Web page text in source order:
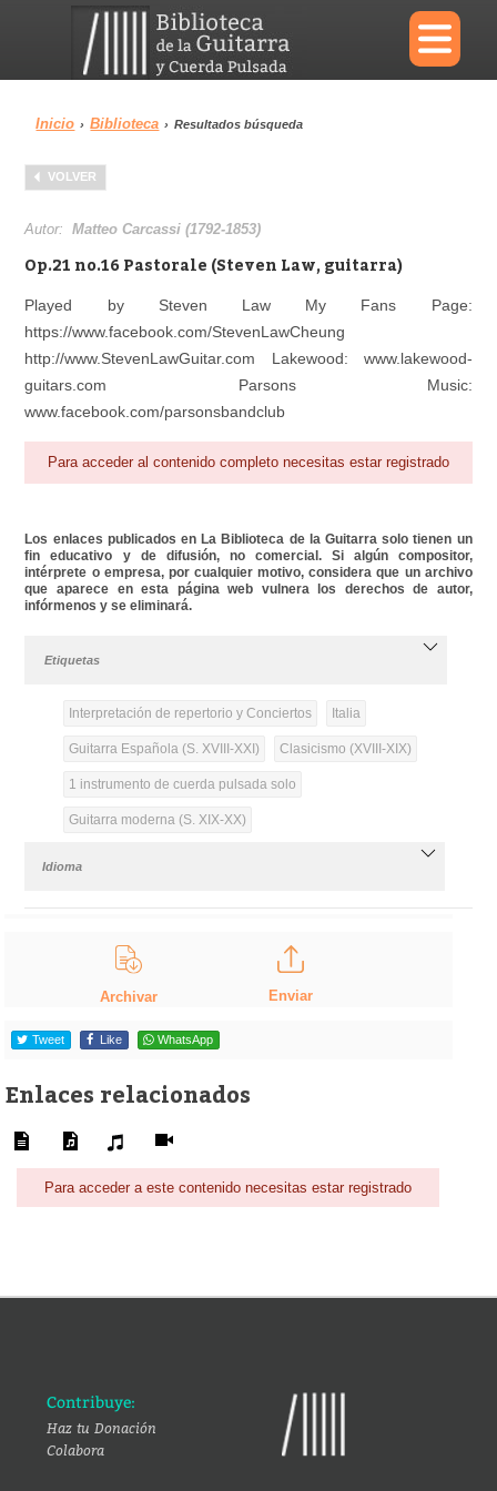
×
Menu
Biblioteca
Área personal Reproductor
Inicio › Biblioteca › Resultados búsqueda
VOLVER
Autor:Matteo Carcassi (1792-1853)
Op.21 no.16 Pastorale (Steven Law, guitarra)
Played by Steven Law My Fans Page:
https://www.facebook.com/StevenLawCheung
http://www.StevenLawGuitar.com Lakewood: www.lakewood-
guitars.com Parsons Music:
www.facebook.com/parsonsbandclub
Para acceder al contenido completo necesitas estar registrado
Los enlaces publicados en La Biblioteca de la Guitarra solo tienen un
fin educativo y de difusión, no comercial. Si algún compositor,
intérprete o empresa, por cualquier motivo, considera que un archivo
que aparece en esta página web vulnera los derechos de autor,
infórmenos y se eliminará.
Etiquetas
Interpretación de repertorio y Conciertos Italia
Guitarra Española (S. XVIII-XXI) Clasicismo (XVIII-XIX)
1 instrumento de cuerda pulsada solo
Guitarra moderna (S. XIX-XX)
Idioma
Archivar Enviar
Tweet Like WhatsApp
Enlaces relacionados
Para acceder a este contenido necesitas estar registrado
Contribuye:
Haz tu Donación
Colabora